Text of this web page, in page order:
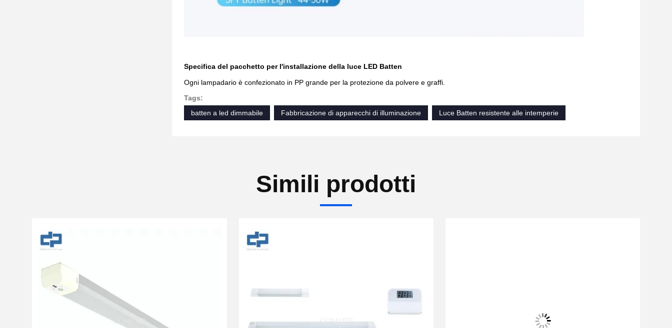
Specifica del pacchetto per l'installazione della luce LED Batten
Ogni lampadario è confezionato in PP grande per la protezione da polvere e graffi.
Tags:
batten a led dimmabile
Fabbricazione di apparecchi di illuminazione Luce Batten resistente alle intemperie
Simili prodotti